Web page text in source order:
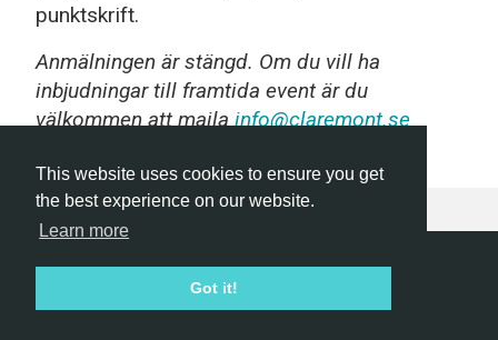
This website uses cookies to ensure you get
the best experience on our website.
Learn more
Got it!
punktskrift.
Anmälningen är stängd. Om du vill ha
inbjudningar till framtida event är du
välkommen att mailainfo@claremont.se
Hackathon.com © 2026
All organizers